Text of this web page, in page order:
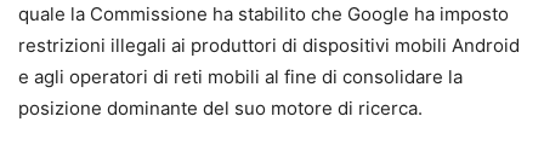
quale la Commissione ha stabilito che Google ha imposto
restrizioni illegali ai produttori di dispositivi mobili Android
e agli operatori di reti mobili al fine di consolidare la
posizione dominante del suo motore di ricerca.